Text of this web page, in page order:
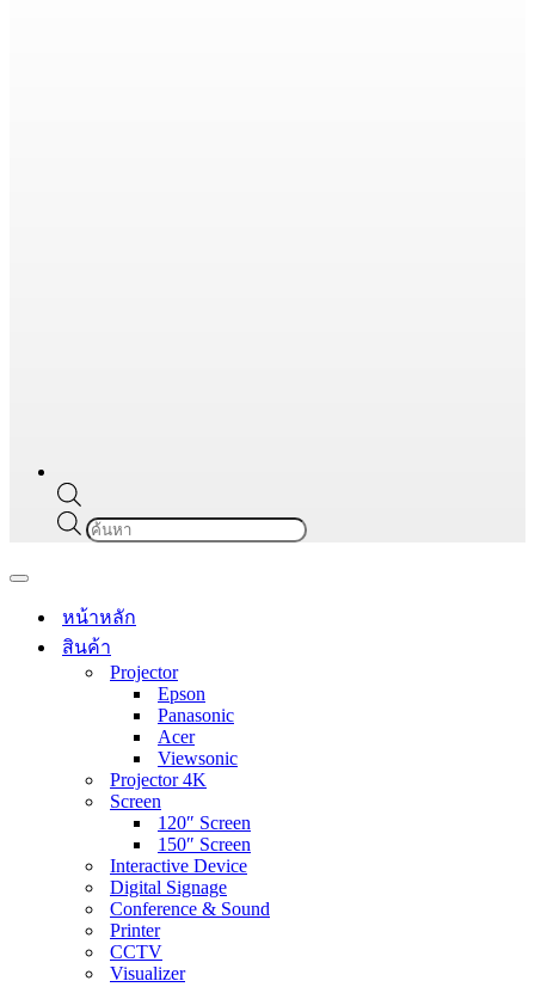
Products
search
Navigation
หน้าหลัก
สินค้า
Projector
Epson
Panasonic
Acer
Viewsonic
Projector 4K
Screen
120″ Screen
150″ Screen
Interactive Device
Digital Signage
Conference & Sound
Printer
CCTV
Visualizer